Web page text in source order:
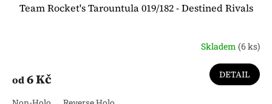
Team Rocket's Tarountula 019/182 - Destined Rivals
Skladem (6 ks)
od6 Kč DETAIL